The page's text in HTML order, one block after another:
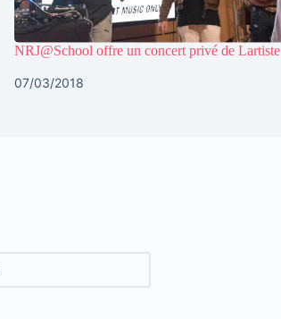
NRJ@School offre un concert privé de Lartiste
07/03/2018